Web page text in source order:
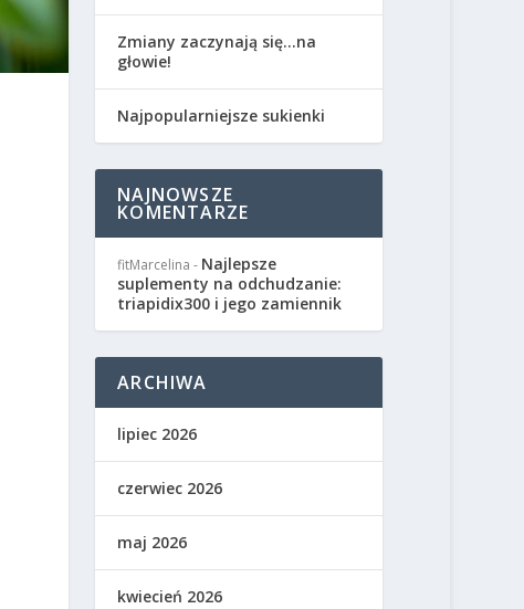
Zmiany zaczynają się…na
głowie!
Najpopularniejsze sukienki
NAJNOWSZE
KOMENTARZE
fitMarcelina - Najlepsze
suplementy na odchudzanie:
triapidix300 i jego zamiennik
ARCHIWA
lipiec 2026
czerwiec 2026
maj 2026
kwiecień 2026